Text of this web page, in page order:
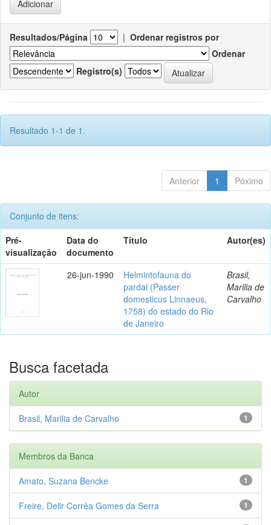
Resultados/Página | Ordenar registros por
Ordenar
Registro(s)
Resultado 1-1 de 1.
Anterior 1 Póximo
Conjunto de itens:
Pré-
visualização
Data do
documento
Título Autor(es)
26-jun-1990
Helmintofauna do
pardal (Passer
domesticus Linnaeus,
1758) do estado do Rio
de Janeiro
Brasil,
Marilia de
Carvalho
Busca facetada
Autor
1
Brasil, Marilia de Carvalho
Membros da Banca
1
Amato, Suzana Bencke
1
Freire, Delir Corrêa Gomes da Serra